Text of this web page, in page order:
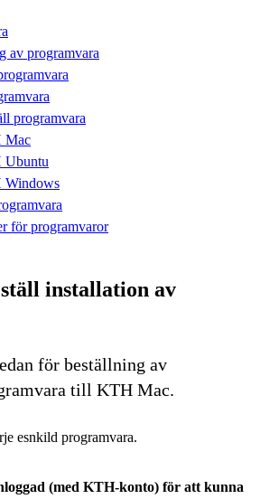
av programvara
programvara
Mac
för programvaror
installation av
för beställning av
till KTH Mac.
esnkild programvara.
(med KTH-konto) för att kunna